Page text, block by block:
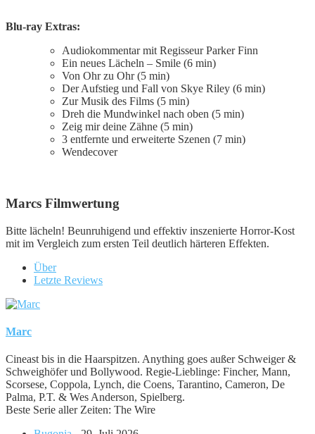
Blu-ray Extras:
Audiokommentar mit Regisseur Parker Finn
Ein neues Lächeln – Smile (6 min)
Von Ohr zu Ohr (5 min)
Der Aufstieg und Fall von Skye Riley (6 min)
Zur Musik des Films (5 min)
Dreh die Mundwinkel nach oben (5 min)
Zeig mir deine Zähne (5 min)
3 entfernte und erweiterte Szenen (7 min)
Wendecover
Marcs Filmwertung
Bitte lächeln! Beunruhigend und effektiv inszenierte Horror-Kost
mit im Vergleich zum ersten Teil deutlich härteren Effekten.
Über
Letzte Reviews
Marc
Cineast bis in die Haarspitzen. Anything goes außer Schweiger &
Schweighöfer und Bollywood. Regie-Lieblinge: Fincher, Mann,
Scorsese, Coppola, Lynch, die Coens, Tarantino, Cameron, De
Palma, P.T. & Wes Anderson, Spielberg.
Beste Serie aller Zeiten: The Wire